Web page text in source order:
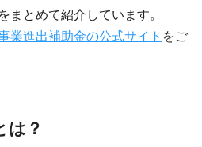
まとめて紹介しています。
業進出補助金の公式サイト をご
は？